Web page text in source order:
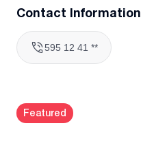
Contact Information
595 12 41 **
Featured